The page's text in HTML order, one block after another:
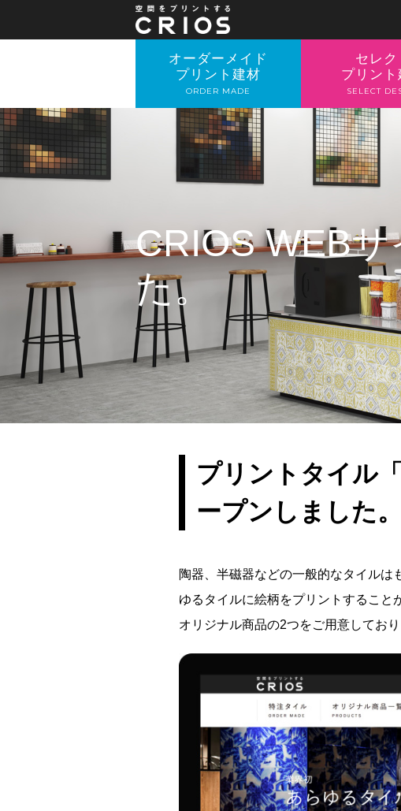
オーダーメイド
プリント建材
ORDER MADE
セレク
プリント
SELECT
CRIOS WEB
た。
プリントタイル
ープンしました。
陶器、半磁器などの一般的なタイル
ゆるタイルに絵柄をプリントすること
オリジナル商品の2つをご用意しており